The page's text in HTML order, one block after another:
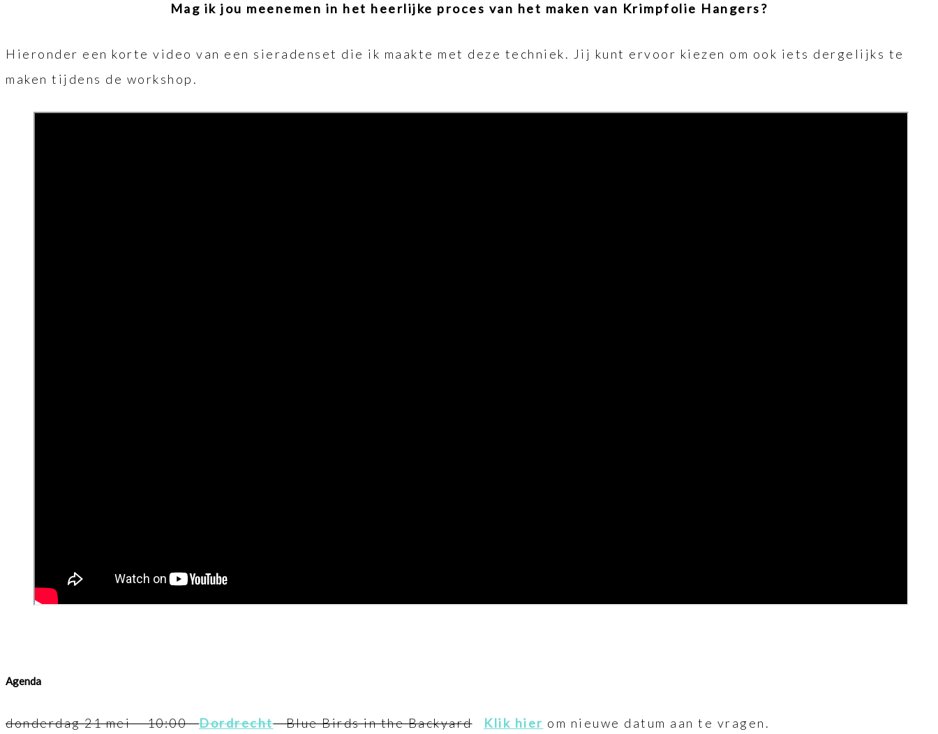
Mag ik jou meenemen in het heerlijke proces van het maken van Krimpfolie Hangers?
Hieronder een korte video van een sieradenset die ik maakte met deze techniek. Jij kunt ervoor kiezen om ook iets dergelijks te
maken tijdens de workshop.
Agenda
donderdag 21 mei – 10:00 –Dordrecht– Blue Birds in the Backyard Klik hier om nieuwe datum aan te vragen.